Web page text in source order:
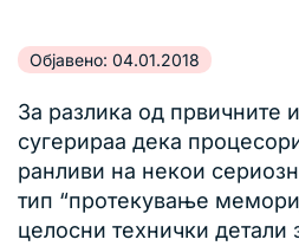
Објавено: 04.01.2018
За разлика од првичните
сугерираа дека
ранливи на некои
тип “протекување
целосни технички детали